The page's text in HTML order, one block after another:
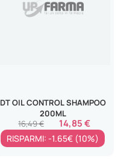
DT OIL CONTROL SHAMPOO
200ML
14,85 €
16,49 €
RISPARMI: -1.65€ (10%)